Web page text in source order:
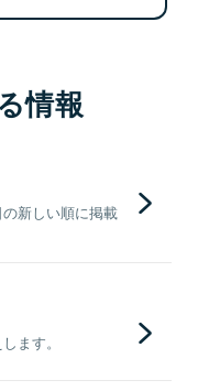
情報
新しい順に掲載
ます。